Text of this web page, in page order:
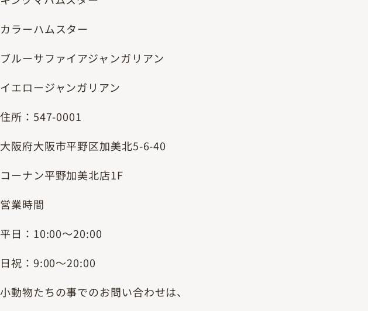
カラーハムスター
ブルーサファイアジャンガリアン
イエロージャンガリアン
住所：547-0001
大阪府大阪市平野区加美北5-6-40
コーナン平野加美北店1F
営業時間
平日：10:00～20:00
日祝：9:00～20:00
小動物たちの事でのお問い合わせは、